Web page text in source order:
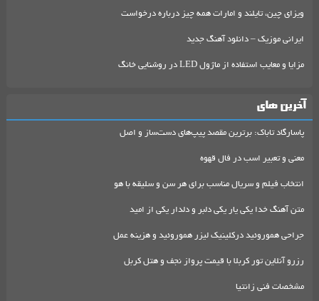
ویزای چین، تایلند و امارات همه چیز درباره درخواست
ایرانی موزیک – دانلود آهنگ جدید
مزایا و معایب استفاده از ماژول LED در روشنایی خانگ
آخرین های
پاسارگاد تاباک: برترین مقصد پیپ‌های دست‌ساز و اصل
معنی و تعبیر اسب در فال قهوه
انتخاب فیلم و سریال مناسب برای هر سن و سلیقه با هو
متن آهنگ خدا یکی یار یکی دلبر و دلدار یکی از امید
جراحی هموروئید درکلینیک لیزر هموروئید و هزینه عمل
رزرو آنلاین تور کربلا با قیمت پرواز نجف و هتل کربل
مشخصات فنی زانتیا